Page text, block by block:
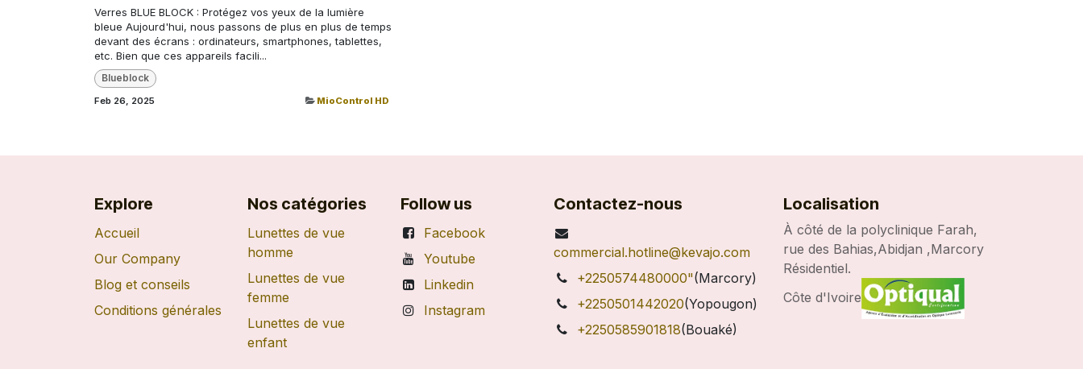
Verres BLUE BLOCK : Protégez vos yeux de la lumière
bleue Aujourd'hui, nous passons de plus en plus de temps
devant des écrans : ordinateurs, smartphones, tablettes,
etc. Bien que ces appareils facili...
Blueblock
Feb 26, 2025 MioControl HD
Explore
Accueil
Our Company
Blog et conseils
Conditions générales
Nos catégories
Lunettes de vue
homme
Lunettes de vue
femme
Lunettes de vue
enfant
Follow us
Facebook
Youtube
Linkedin
Instagram
Contactez-nous
commercial.hotline@kevajo.com
+2250574480000"(Marcory)
+2250501442020(Yopougon)
+2250585901818(Bouaké)
Localisation
À côté de la polyclinique Farah,
rue des Bahias,Abidjan ,Marcory
Résidentiel.
Côte d'Ivoire